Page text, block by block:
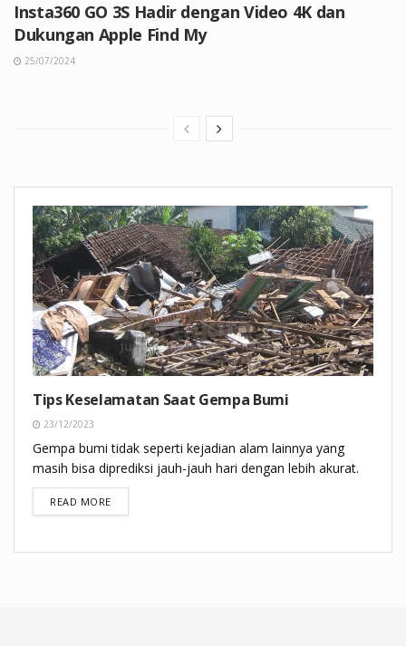
Insta360 GO 3S Hadir dengan Video 4K dan
Dukungan Apple Find My
25/07/2024
Tips Keselamatan Saat Gempa Bumi
23/12/2023
Gempa bumi tidak seperti kejadian alam lainnya yang
masih bisa diprediksi jauh-jauh hari dengan lebih akurat.
READ MOREDETAILS